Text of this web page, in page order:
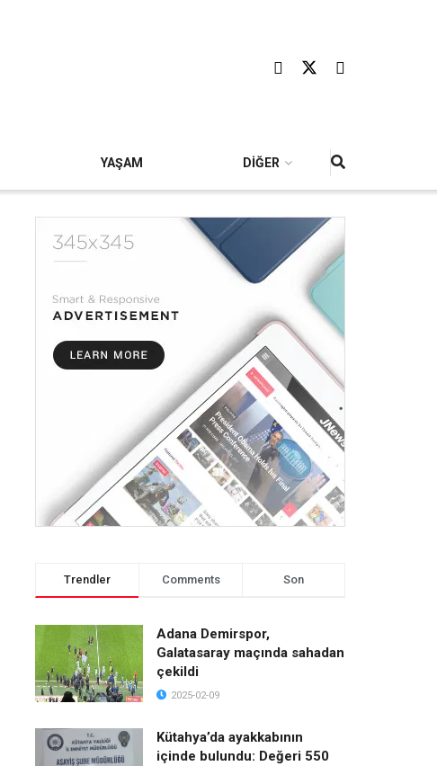
YAŞAM DİĞER
Trendler Comments Son
Adana Demirspor,
Galatasaray maçında sahadan
çekildi
2025-02-09
Kütahya’da ayakkabının
içinde bulundu: Değeri 550